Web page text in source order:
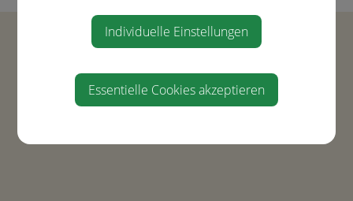
Gemeinde Ernsthofen
4432 Ernsthofen
+43(0) 7435-8450
Individuelle Einstellungen
Essentielle Cookies akzeptieren